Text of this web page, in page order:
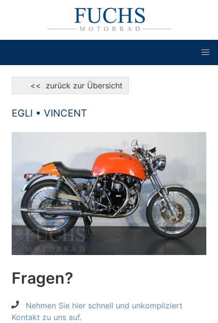
<< zurück zur Übersicht
EGLI • VINCENT
Fragen?
Nehmen Sie hier schnell und unkompliziert
Kontakt zu uns auf.